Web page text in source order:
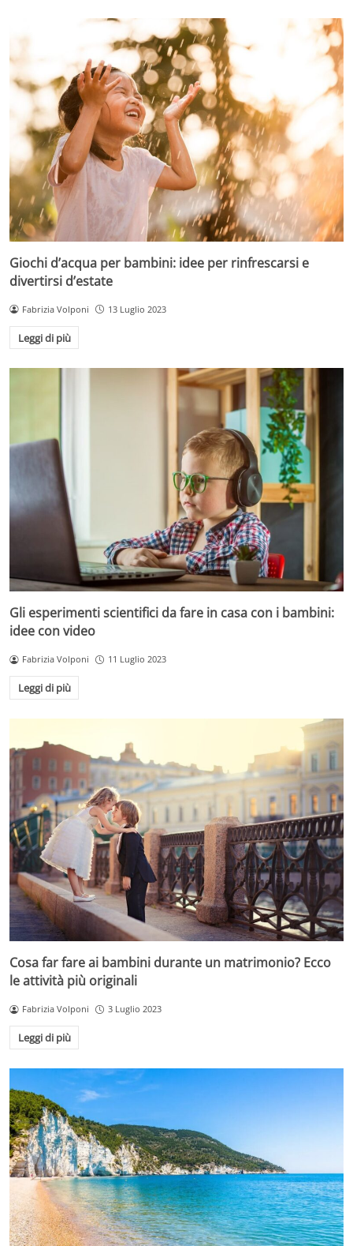
Giochi d’acqua per bambini: idee per rinfrescarsi e
divertirsi d’estate
Fabrizia Volponi 13 Luglio 2023
Leggi di più
Gli esperimenti scientifici da fare in casa con i bambini:
idee con video
Fabrizia Volponi 11 Luglio 2023
Leggi di più
Cosa far fare ai bambini durante un matrimonio? Ecco
le attività più originali
Fabrizia Volponi 3 Luglio 2023
Leggi di più